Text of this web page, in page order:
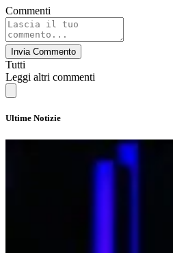
Commenti
Invia Commento
Tutti
Leggi altri commenti
Ultime Notizie